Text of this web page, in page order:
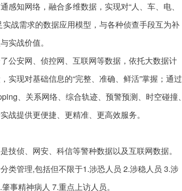
知网络，融合多维数据，实现对“人、车、电、
战需求的数据应用模型，与各种侦查手段互为补
实战价值。
安网、侦控网、互联网等数据，依托大数据计
实现对基础信息的“完整、准确、鲜活”掌握；通过
、关系网络、综合轨迹、预警预测、时空碰撞、
战提供更便捷、更精准、更高效服务。
侦、网安、科信等警种数据以及互联网数据。
管理,包括但不限于1.涉恐人员 2.涉稳人员 3.涉
事精神病人 7.重点上访人员。